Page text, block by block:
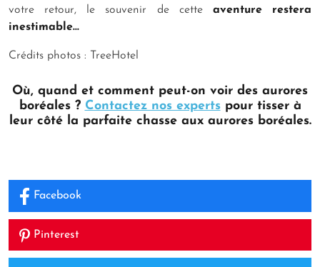
votre retour, le souvenir de cette aventure restera
inestimable…
Crédits photos : TreeHotel
Où, quand et comment peut-on voir des aurores
boréales ? Contactez nos expertspour tisser à
leur côté la parfaite chasse aux aurores boréales.
Facebook
Pinterest